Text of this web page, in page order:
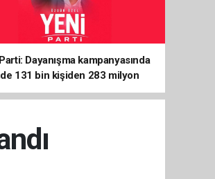
Dayanışma kampanyasında
131 bin kişiden 283 milyon
destek